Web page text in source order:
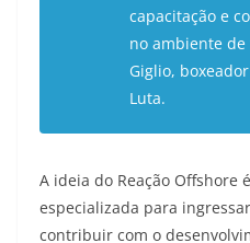
capacitação e
no ambiente de
Giglio,
Luta.
A ideia do Reação Offshore
especializada para
contribuir com o